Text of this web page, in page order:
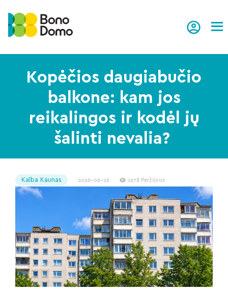
Kopėčios daugiabučio
balkone: kam jos
reikalingos ir kodėl jų
šalinti nevalia?
Kalba Kaunas 2026-06-26 1978 Peržiūros